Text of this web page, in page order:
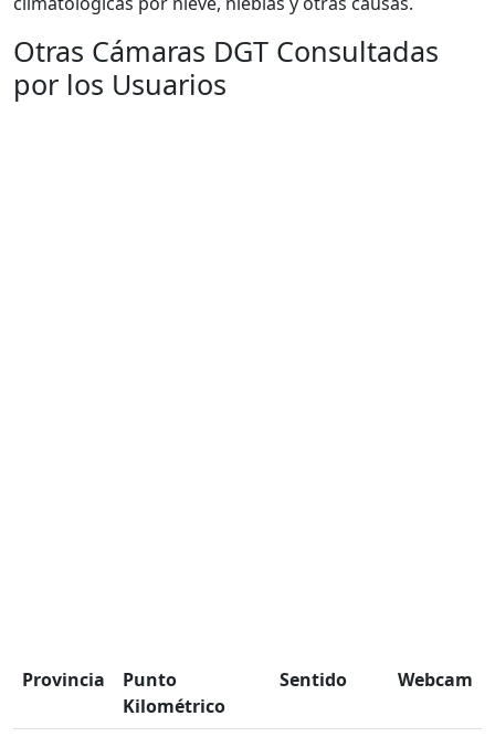
Otras Cámaras DGT Consultadas
por los Usuarios
Provincia󠁭󠁶󠁳󠁣󠁿
Punto
Kilométrico
Sentido Webcam